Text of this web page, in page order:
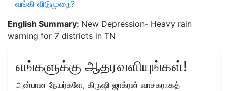
வங்கி விடுமுறை?
English Summary: New Depression- Heavy rain
warning for 7 districts in TN
எங்களுக்கு ஆதரவளியுங்கள்!
அன்பான நேயர்களே, கிருஷி ஜாக்ரன் வாசகராகத்